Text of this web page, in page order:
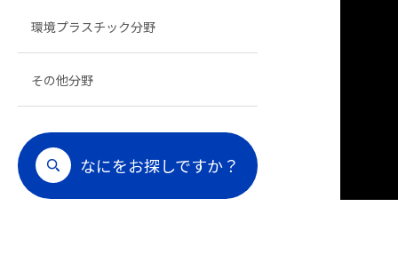
環境プラスチック分野
その他分野
なにをお探しですか？